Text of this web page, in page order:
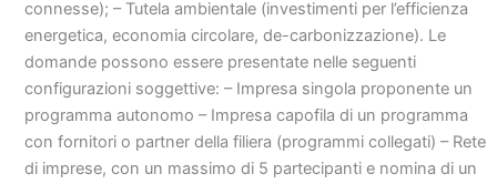
connesse); – Tutela ambientale (investimenti per l’efficienza
energetica, economia circolare, de-carbonizzazione). Le
domande possono essere presentate nelle seguenti
configurazioni soggettive: – Impresa singola proponente un
programma autonomo – Impresa capofila di un programma
con fornitori o partner della filiera (programmi collegati) – Rete
di imprese, con un massimo di 5 partecipanti e nomina di un